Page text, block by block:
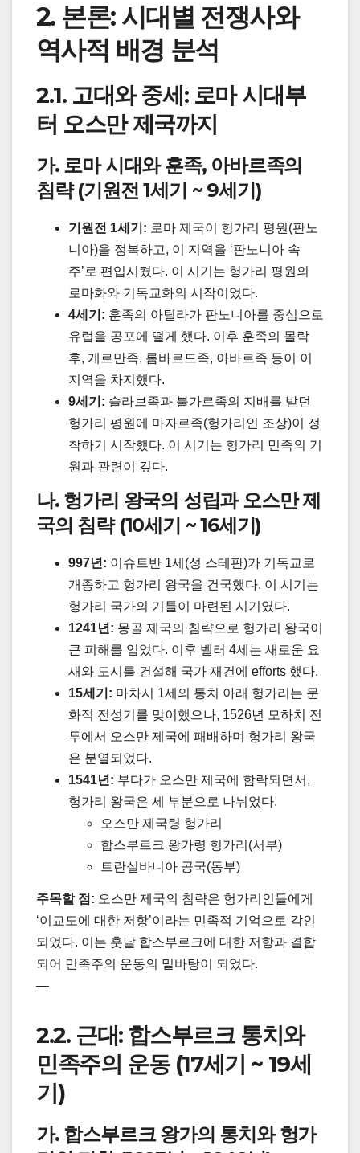
2. 본론: 시대별 전쟁사와
역사적 배경 분석
2.1. 고대와 중세: 로마 시대부
터 오스만 제국까지
가. 로마 시대와 훈족, 아바르족의
침략 (기원전 1세기 ~ 9세기)
기원전 1세기: 로마 제국이 헝가리 평원(판노
니아)을 정복하고, 이 지역을 ‘판노니아 속
주’로 편입시켰다. 이 시기는 헝가리 평원의
로마화와 기독교화의 시작이었다.
4세기: 훈족의 아틸라가 판노니아를 중심으로
유럽을 공포에 떨게 했다. 이후 훈족의 몰락
후, 게르만족, 롬바르드족, 아바르족 등이 이
지역을 차지했다.
9세기: 슬라브족과 불가르족의 지배를 받던
헝가리 평원에 마자르족(헝가리인 조상)이 정
착하기 시작했다. 이 시기는 헝가리 민족의 기
원과 관련이 깊다.
나. 헝가리 왕국의 성립과 오스만 제
국의 침략 (10세기 ~ 16세기)
997년: 이슈트반 1세(성 스테판)가 기독교로
개종하고 헝가리 왕국을 건국했다. 이 시기는
헝가리 국가의 기틀이 마련된 시기였다.
1241년: 몽골 제국의 침략으로 헝가리 왕국이
큰 피해를 입었다. 이후 벨러 4세는 새로운 요
새와 도시를 건설해 국가 재건에 efforts 했다.
15세기: 마차시 1세의 통치 아래 헝가리는 문
화적 전성기를 맞이했으나, 1526년 모하치 전
투에서 오스만 제국에 패배하며 헝가리 왕국
은 분열되었다.
1541년: 부다가 오스만 제국에 함락되면서,
헝가리 왕국은 세 부분으로 나뉘었다.
오스만 제국령 헝가리
합스부르크 왕가령 헝가리(서부)
트란실바니아 공국(동부)
주목할 점: 오스만 제국의 침략은 헝가리인들에게
‘이교도에 대한 저항’이라는 민족적 기억으로 각인
되었다. 이는 훗날 합스부르크에 대한 저항과 결합
되어 민족주의 운동의 밑바탕이 되었다.
—
2.2. 근대: 합스부르크 통치와
민족주의 운동 (17세기 ~ 19세
기)
가. 합스부르크 왕가의 통치와 헝가